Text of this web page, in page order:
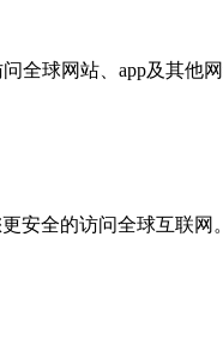
球网站、app及其他
安全的访问全球互联网。